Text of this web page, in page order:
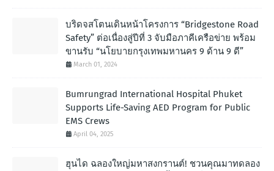
บริดจสโตนเดินหน้าโครงการ “Bridgestone Road
Safety” ต่อเนื่องสู่ปีที่ 3 จับมือภาคีเครือข่าย พร้อม
ขานรับ “นโยบายกรุงเทพมหานคร 9 ด้าน 9 ดี”
March 01, 2024
Bumrungrad International Hospital Phuket
Supports Life-Saving AED Program for Public
EMS Crews
April 04, 2025
ฮุนได ฉลองใหญ่มหาสงกรานต์! ชวนคุณมาทดลอง